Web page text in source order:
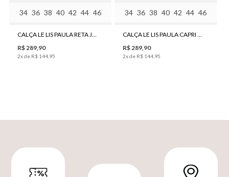
34 36 38 40 42 44 46
CALÇA LE LIS PAULA RETA JEANS FEMININA
R$ 289 90
2x de R$ 144 95
34 36 38 40 42 44 46
CALÇA LE LIS PAULA CAPRI JEANS FEMININA
R$ 289 90
2x de R$ 144 95